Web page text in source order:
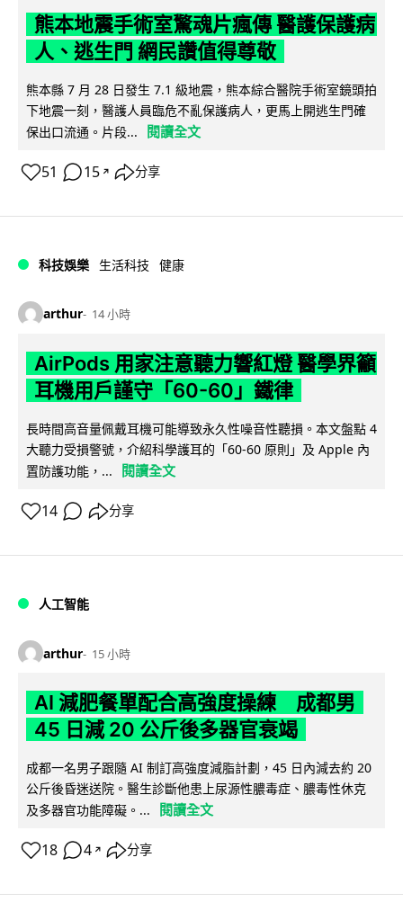
熊本地震手術室驚魂片瘋傳 醫護保護病
人、逃生門 網民讚值得尊敬
熊本縣 7 月 28 日發生 7.1 級地震，熊本綜合醫院手術室鏡頭拍
下地震一刻，醫護人員臨危不亂保護病人，更馬上開逃生門確
保出口流通。片段...
閱讀全文
51 15 ↗ 分享
科技娛樂 生活科技 健康
arthur 14 小時
AirPods 用家注意聽力響紅燈 醫學界籲
耳機用戶謹守「60-60」鐵律
長時間高音量佩戴耳機可能導致永久性噪音性聽損。本文盤點 4
大聽力受損警號，介紹科學護耳的「60-60 原則」及 Apple 內
置防護功能，...
閱讀全文
14 分享
人工智能
arthur 15 小時
AI 減肥餐單配合高強度操練 成都男
45 日減 20 公斤後多器官衰竭
成都一名男子跟隨 AI 制訂高強度減脂計劃，45 日內減去約 20
公斤後昏迷送院。醫生診斷他患上尿源性膿毒症、膿毒性休克
及多器官功能障礙。...
閱讀全文
18 4 ↗ 分享